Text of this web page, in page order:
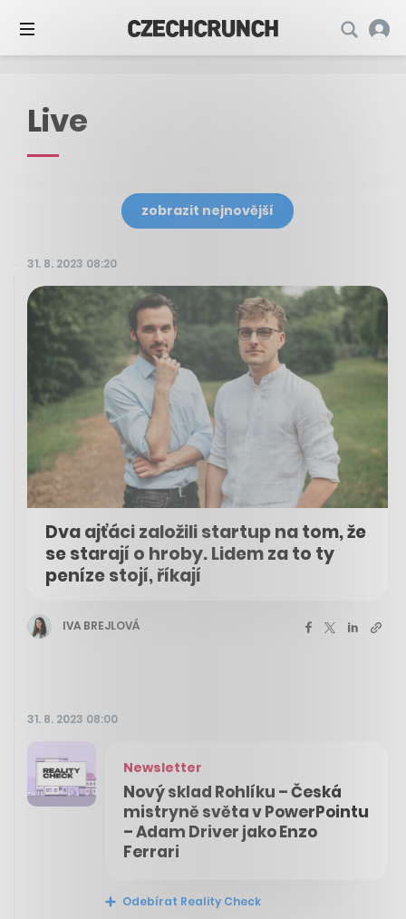
Live
zobrazit nejnovější
31. 8. 2023 08:20
Dva ajťáci založili startup na tom, že
se starají o hroby. Lidem za to ty
peníze stojí, říkají
IVA BREJLOVÁ
31. 8. 2023 08:00
Newsletter
Nový sklad Rohlíku – Česká
mistryně světa v PowerPointu
– Adam Driver jako Enzo
Ferrari
Odebírat Reality Check